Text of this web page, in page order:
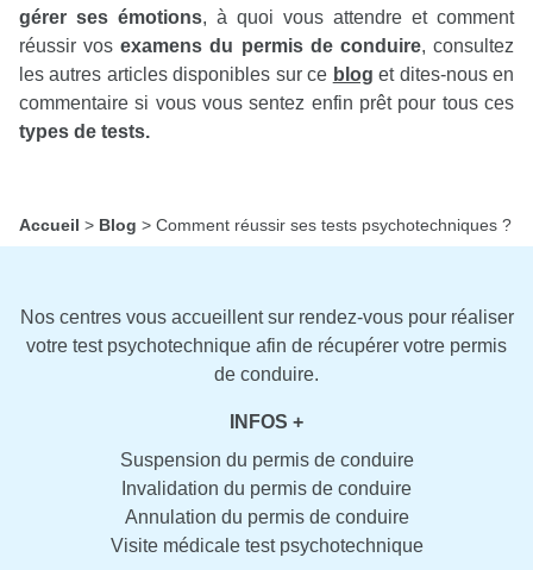
gérer ses émotions, à quoi vous attendre et comment
réussir vosexamens du permis de conduire, consultez
les autres articles disponibles sur ce blog et dites-nous en
commentaire si vous vous sentez enfin prêt pour tous ces
types de tests.
Accueil > Blog > Comment réussir ses tests psychotechniques ?
Nos centres vous accueillent sur rendez-vous pour réaliser
votre test psychotechnique afin de récupérer votre permis
de conduire.
INFOS +
Suspension du permis de conduire
Invalidation du permis de conduire
Annulation du permis de conduire
Visite médicale test psychotechnique